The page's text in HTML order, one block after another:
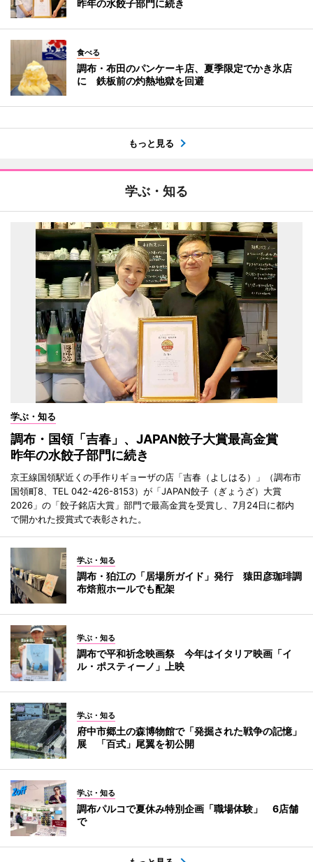
昨年の水餃子部門に続き
食べる
調布・布田のパンケーキ店、夏季限定でかき氷店
に 鉄板前の灼熱地獄を回避
もっと見る
学ぶ・知る
学ぶ・知る
調布・国領「吉春」、JAPAN餃子大賞最高金賞
昨年の水餃子部門に続き
京王線国領駅近くの手作りギョーザの店「吉春（よしはる）」（調布市
国領町8、TEL 042-426-8153）が「JAPAN餃子（ぎょうざ）大賞
2026」の「餃子銘店大賞」部門で最高金賞を受賞し、7月24日に都内
で開かれた授賞式で表彰された。
学ぶ・知る
調布・狛江の「居場所ガイド」発行 猿田彦珈琲調
布焙煎ホールでも配架
学ぶ・知る
調布で平和祈念映画祭 今年はイタリア映画「イ
ル・ポスティーノ」上映
学ぶ・知る
府中市郷土の森博物館で「発掘された戦争の記憶」
展 「百式」尾翼を初公開
学ぶ・知る
調布パルコで夏休み特別企画「職場体験」 6店舗
で